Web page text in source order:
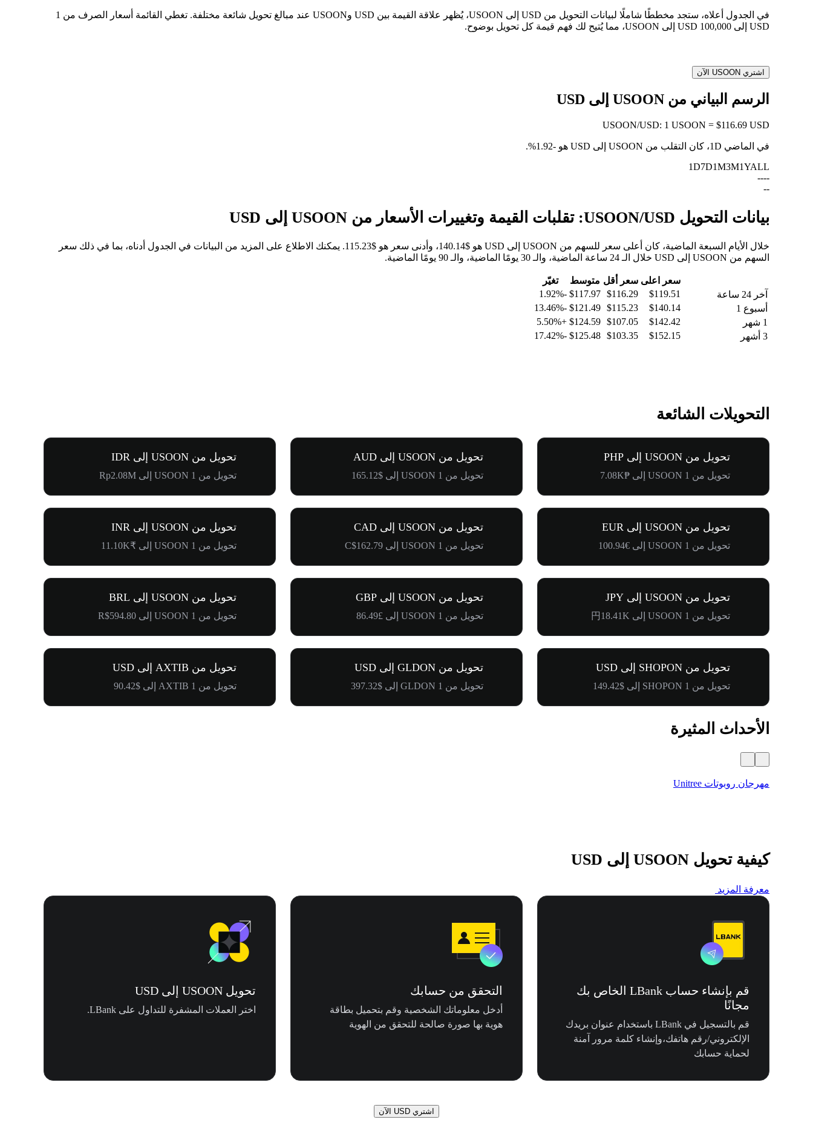
في الجدول أعلاه، ستجد مخططًا شاملًا لبيانات التحويل من USD إلى USOON، يُظهر علاقة القيمة بين USD وUSOON عند مبالغ تحويل شائعة مختلفة. تغطي القائمة أسعار الصرف من 1
USD إلى 100,000 USD إلى USOON، مما يُتيح لك فهم قيمة كل تحويل بوضوح.
اشتري USOON الآن
الرسم البياني من USOON إلى USD
USOON/USD: 1 USOON = $116.69 USD
في الماضي 1D، كان التقلب من USOON إلى USD هو -1.92%
.
1D7D1M3M1YALL
--
--
--
بيانات التحويل USOON/USD: تقلبات القيمة وتغييرات الأسعار من USOON إلى USD
خلال الأيام السبعة الماضية، كان أعلى سعر للسهم من USOON إلى USD هو $140.14، وأدنى سعر هو $115.23. يمكنك الاطلاع على المزيد من البيانات في الجدول أدناه، بما في ذلك سعر
السهم من USOON إلى USD خلال الـ 24 ساعة الماضية، والـ 30 يومًا الماضية، والـ 90 يومًا الماضية.
سعر اعلى سعر أقل متوسط
تغيّر
آخر 24 ساعة
$119.51
$116.29
$117.97
-1.92%
أسبوع 1
$140.14
$115.23
$121.49
-13.46%
1 شهر
$142.42
$107.05
$124.59
+5.50%
3 أشهر
$152.15
$103.35
$125.48
-17.42%
التحويلات الشائعة
تحويل من USOON إلى PHP
تحويل من 1 USOON إلى ₱7.08K
تحويل من USOON إلى AUD
تحويل من 1 USOON إلى $165.12
تحويل من USOON إلى IDR
تحويل من 1 USOON إلى Rp2.08M
تحويل من USOON إلى EUR
تحويل من 1 USOON إلى €100.94
تحويل من USOON إلى CAD
تحويل من 1 USOON إلى C$162.79
تحويل من USOON إلى INR
تحويل من 1 USOON إلى ₹11.10K
تحويل من USOON إلى JPY
تحويل من 1 USOON إلى 円18.41K
تحويل من USOON إلى GBP
تحويل من 1 USOON إلى £86.49
تحويل من USOON إلى BRL
تحويل من 1 USOON إلى R$594.80
تحويل من SHOPON إلى USD
تحويل من 1 SHOPON إلى $149.42
تحويل من GLDON إلى USD
تحويل من 1 GLDON إلى $397.32
تحويل من AXTIB إلى USD
تحويل من 1 AXTIB إلى $90.42
الأحداث المثيرة
مهرجان روبوتات Unitree
كيفية تحويل USOON إلى USD
معرفة المزيد
قم بإنشاء حساب LBank الخاص بك
مجانًا
قم بالتسجيل في LBank باستخدام عنوان بريدك
الإلكتروني/رقم هاتفك،وإنشاء كلمة مرور آمنة
لحماية حسابك
التحقق من حسابك
أدخل معلوماتك الشخصية وقم بتحميل بطاقة
هوية بها صورة صالحة للتحقق من الهوية
تحويل USOON إلى USD
اختر العملات المشفرة للتداول على LBank.
اشتري USD الآن